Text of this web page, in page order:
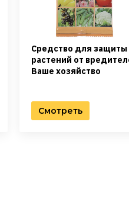
Средство для защиты
растений от
Ваше хозяйство
Смотреть